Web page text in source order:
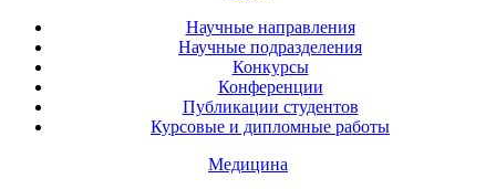
Научные направления
Научные подразделения
Конкурсы
Конференции
Публикации студентов
Курсовые и дипломные работы
Медицина